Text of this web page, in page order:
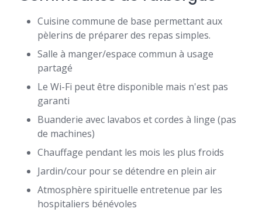
Cuisine commune de base permettant aux
pèlerins de préparer des repas simples.
Salle à manger/espace commun à usage
partagé
Le Wi-Fi peut être disponible mais n'est pas
garanti
Buanderie avec lavabos et cordes à linge (pas
de machines)
Chauffage pendant les mois les plus froids
Jardin/cour pour se détendre en plein air
Atmosphère spirituelle entretenue par les
hospitaliers bénévoles